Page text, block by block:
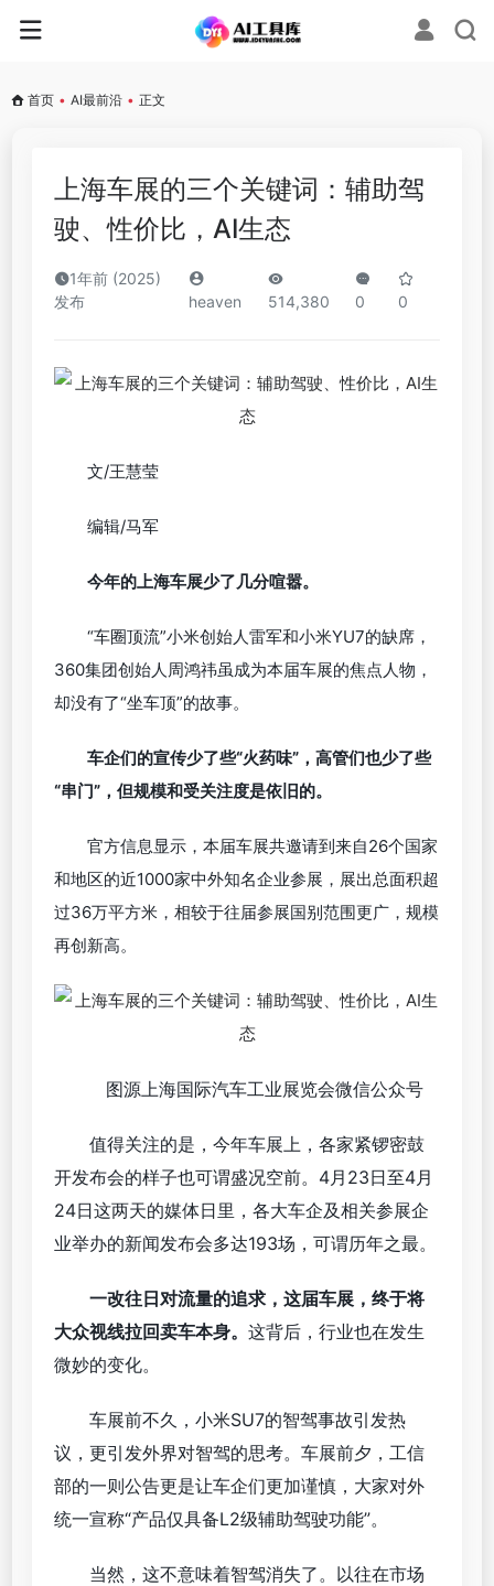
首页 • AI最前沿 • 正文
上海车展的三个关键词：辅助驾
驶、性价比，AI生态
1年前 (2025)
发布
heaven 514,380 0 0
文/王慧莹
编辑/马军
今年的上海车展少了几分喧嚣。
“车圈顶流”小米创始人雷军和小米YU7的缺席，
360集团创始人周鸿祎虽成为本届车展的焦点人物，
却没有了“坐车顶”的故事。
车企们的宣传少了些“火药味”，高管们也少了些
“串门”，但规模和受关注度是依旧的。
官方信息显示，本届车展共邀请到来自26个国家
和地区的近1000家中外知名企业参展，展出总面积超
过36万平方米，相较于往届参展国别范围更广，规模
再创新高。
图源上海国际汽车工业展览会微信公众号
值得关注的是，今年车展上，各家紧锣密鼓
开发布会的样子也可谓盛况空前。4月23日至4月
24日这两天的媒体日里，各大车企及相关参展企
业举办的新闻发布会多达193场，可谓历年之最。
一改往日对流量的追求，这届车展，终于将
大众视线拉回卖车本身。 这背后，行业也在发生
微妙的变化。
车展前不久，小米SU7的智驾事故引发热
议，更引发外界对智驾的思考。车展前夕，工信
部的一则公告更是让车企们更加谨慎，大家对外
统一宣称“产品仅具备L2级辅助驾驶功能”。
当然，这不意味着智驾消失了。以往在市场